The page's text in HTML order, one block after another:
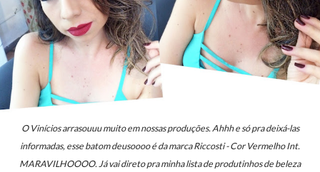
O Vinícios arrasouuu muito em nossas produções. Ahhh e só pra deixá-las
informadas, esse batom deusoooo é da marcaRiccosti - Cor Vermelho Int.
MARAVILHOOOO. Já vai direto pra minha lista de produtinhos de beleza